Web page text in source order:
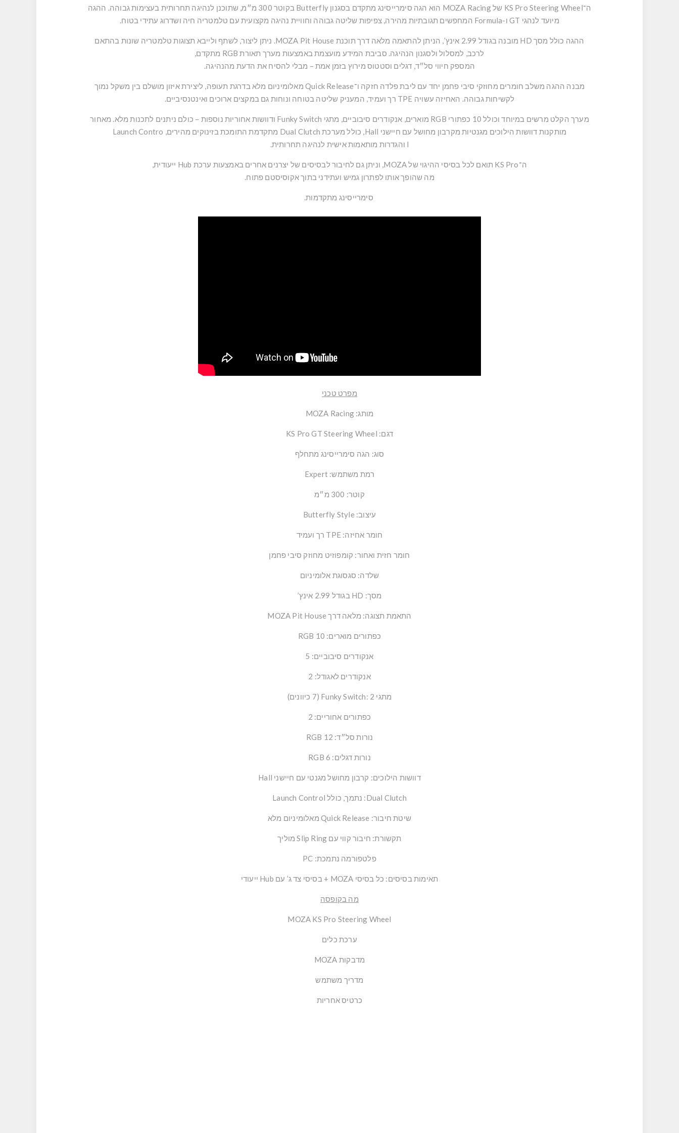
ה־KS Pro Steering Wheel של MOZA Racing
הוא הגה סימרייסינג מתקדם בסגנון Butterfly בקוטר 300 מ״מ, שתוכנן לנהיגה תחרותית בעצימות גבוהה. ההגה
מיועד לנהגי GT ו-Formula המחפשים תגובתיות מהירה, צפיפות שליטה גבוהה וחוויית נהיגה מקצועית עם טלמטריה חיה ושדרוג עתידי בטוח.
ההגה כולל מסך HD מובנה בגודל 2.99 אינץ’, הניתן להתאמה מלאה דרך תוכנת MOZA Pit House. ניתן ליצור, לשתף ולייבא תצוגות טלמטריה שונות בהתאם
לרכב, למסלול ולסגנון הנהיגה. סביבת המידע מועצמת באמצעות מערך תאורת RGB מתקדם,
המספק חיווי סל״ד, דגלים וסטטוס מירוץ בזמן אמת – מבלי להסיח את הדעת מהנהיגה.
מבנה ההגה משלב חומרים מחוזקי סיבי פחמן יחד עם ליבת פלדה חזקה ו־Quick Release מאלומיניום מלא בדרגת תעופה, ליצירת איזון מושלם בין משקל נמוך
לקשיחות גבוהה. האחיזה עשויה TPE רך ועמיד, המעניק שליטה בטוחה ונוחות גם במקצים ארוכים ואינטנסיביים.
מערך הקלט מרשים במיוחד וכולל 10 כפתורי RGB מוארים, אנקודרים סיבוביים, מתגי Funky Switch ודוושות אחוריות נוספות – כולם ניתנים לתכנות מלא. מאחור
מותקנות דוושות הילוכים מגנטיות מקרבון מחושל עם חיישני Hall, כולל מערכת Dual Clutch מתקדמת התומכת בזינוקים מהירים, Launch Contro
l והגדרות מותאמות אישית לנהיגה תחרותית.
ה־KS Pro תואם לכל בסיסי ההיגוי של MOZA, וניתן גם לחיבור לבסיסים של יצרנים אחרים באמצעות ערכת Hub ייעודית,
מה שהופך אותו לפתרון גמיש ועתידני בתוך אקוסיסטם פתוח.
סימרייסינג מתקדמות.
מפרט טכני
מותג: MOZA Racing
דגם: KS Pro GT Steering Wheel
סוג: הגה סימרייסינג מתחלף
רמת משתמש: Expert
קוטר: 300 מ״מ
עיצוב: Butterfly Style
חומר אחיזה: TPE רך ועמיד
חומר חזית ואחור: קומפוזיט מחוזק סיבי פחמן
שלדה: סגסוגת אלומיניום
מסך: HD בגודל 2.99 אינץ’
התאמת תצוגה: מלאה דרך MOZA Pit House
כפתורים מוארים: 10 RGB
אנקודרים סיבוביים: 5
אנקודרים לאגודל: 2
מתגי Funky Switch: 2 (7 כיוונים)
כפתורים אחוריים: 2
נורות סל״ד: 12 RGB
נורות דגלים: 6 RGB
דוושות הילוכים: קרבון מחושל מגנטי עם חיישני Hall
Dual Clutch: נתמך, כולל Launch Control
שיטת חיבור: Quick Release מאלומיניום מלא
תקשורת: חיבור קווי עם Slip Ring מוליך
פלטפורמה נתמכת: PC
תאימות בסיסים: כל בסיסי MOZA + בסיסי צד ג’ עם Hub ייעודי
מה בקופסה
MOZA KS Pro Steering Wheel
ערכת כלים
מדבקות MOZA
מדריך משתמש
כרטיס אחריות